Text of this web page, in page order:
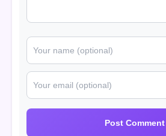
Post Comment